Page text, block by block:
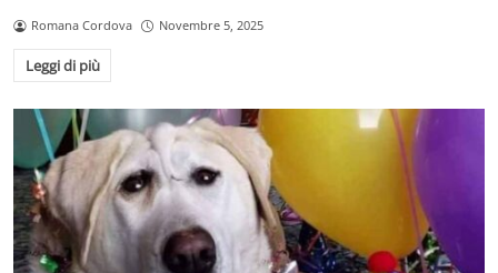
Romana Cordova Novembre 5, 2025
Leggi di più